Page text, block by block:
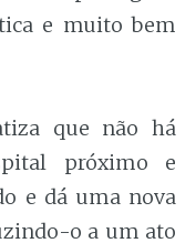
e muito bem
que não há
próximo e
e dá uma nova
o a um ato